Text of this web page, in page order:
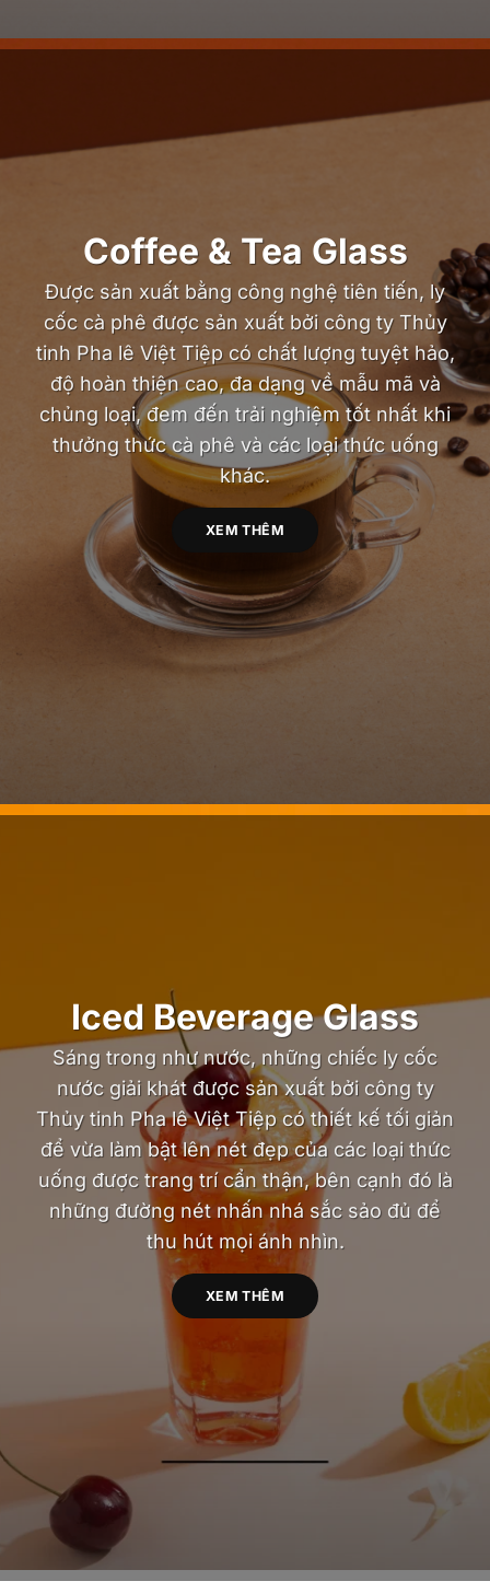
Coffee & Tea Glass
Được sản xuất bằng công nghệ tiên tiến, ly
cốc cà phê được sản xuất bởi công ty Thủy
tinh Pha lê Việt Tiệp có chất lượng tuyệt hảo,
độ hoàn thiện cao, đa dạng về mẫu mã và
chủng loại, đem đến trải nghiệm tốt nhất khi
thưởng thức cà phê và các loại thức uống
khác.
XEM THÊM
Iced Beverage Glass
Sáng trong như nước, những chiếc ly cốc
nước giải khát được sản xuất bởi công ty
Thủy tinh Pha lê Việt Tiệp có thiết kế tối giản
để vừa làm bật lên nét đẹp của các loại thức
uống được trang trí cẩn thận, bên cạnh đó là
những đường nét nhấn nhá sắc sảo đủ để
thu hút mọi ánh nhìn.
XEM THÊM